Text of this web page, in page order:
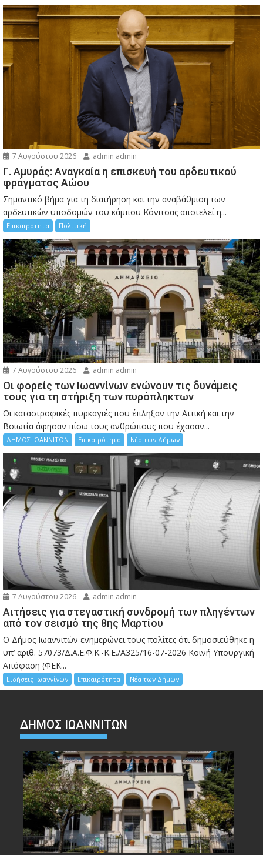
7 Αυγούστου 2026 admin admin
Γ. Αμυράς: Αναγκαία η επισκευή του αρδευτικού
φράγματος Αώου
Σημαντικό βήμα για τη διατήρηση και την αναβάθμιση των
αρδευτικών υποδομών του κάμπου Κόνιτσας αποτελεί η...
Επικαιρότητα Πολιτική
7 Αυγούστου 2026 admin admin
Οι φορείς των Ιωαννίνων ενώνουν τις δυνάμεις
τους για τη στήριξη των πυρόπληκτων
Οι καταστροφικές πυρκαγιές που έπληξαν την Αττική και την
Bοιωτία άφησαν πίσω τους ανθρώπους που έχασαν...
ΔΗΜΟΣ ΙΩΑΝΝΙΤΩΝ Επικαιρότητα Νέα των Δήμων
7 Αυγούστου 2026 admin admin
Αιτήσεις για στεγαστική συνδρομή των πληγέντων
από τον σεισμό της 8ης Μαρτίου
Ο Δήμος Ιωαννιτών ενημερώνει τους πολίτες ότι δημοσιεύθηκε η
υπ’ αριθ. 57073/Δ.Α.Ε.Φ.Κ.-Κ.Ε./Α325/16-07-2026 Κοινή Υπουργική
Απόφαση (ΦΕΚ...
Ειδήσεις Ιωαννίνων Επικαιρότητα Νέα των Δήμων
ΔΗΜΟΣ ΙΩΑΝΝΙΤΩΝ